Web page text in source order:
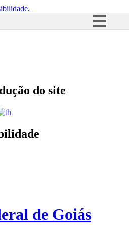
Acesso à informação
do site
de Goiás